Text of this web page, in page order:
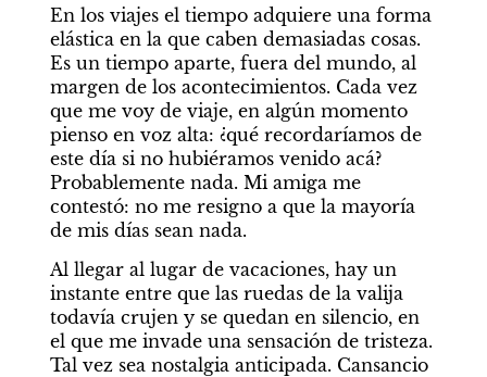
En los viajes el tiempo adquiere una forma
elástica en la que caben demasiadas cosas.
Es un tiempo aparte, fuera del mundo, al
margen de los acontecimientos. Cada vez
que me voy de viaje, en algún momento
pienso en voz alta: ¿qué recordaríamos de
este día si no hubiéramos venido acá?
Probablemente nada. Mi amiga me
contestó: no me resigno a que la mayoría
de mis días sean nada.
Al llegar al lugar de vacaciones, hay un
instante entre que las ruedas de la valija
todavía crujen y se quedan en silencio, en
el que me invade una sensación de tristeza.
Tal vez sea nostalgia anticipada. Cansancio